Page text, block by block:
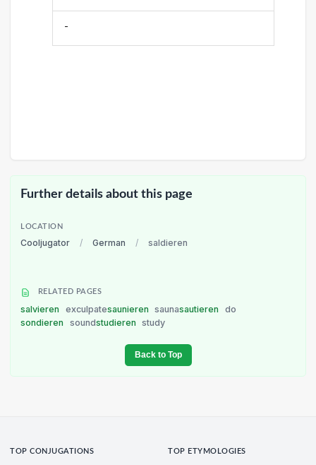
-
Further details about this page
LOCATION
Cooljugator / German / saldieren
RELATED PAGES
salvieren exculpatesaunieren saunasautieren
do
sondieren
soundstudieren study
Back to Top
TOP CONJUGATIONS TOP ETYMOLOGIES